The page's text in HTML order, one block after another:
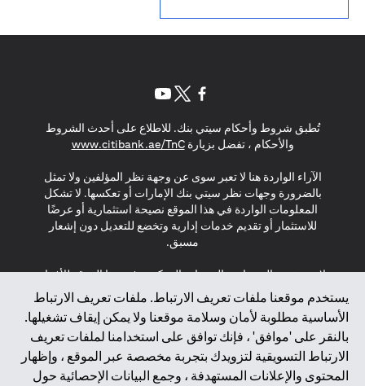
يستخدم موقعنا ملفات تعريف الارتباط. ملفات تعريف الارتباط
الأساسية مطلوبة لأمان وسلامة موقعنا ولا يمكن إيقاف تشغيلها.
بالنقر على 'موافق' ، فإنك توافق على استخدامنا لملفات تعريف
الارتباط التسويقية لتزويدك بتجربة مخصصة عبر الموقع ، وإظهار
المحتوى والإعلانات المستهدفة ، وجمع البيانات الإحصائية حول
تُطبق شروط وأحكام سيتي بنك. للاطلاع على أحدث الشروط
والأحكام ، تفضل بزيارةwww.citibank.ae/TnC
(opens in a new tab)
الآراء الواردة هنا لا تعبر سوى عن وجهة نظر المؤلفين ولا تمثل
بالضرورة وجهات نظر سيتي بنك الإمارات أو تعكسها. لا تشكل
المعلومات الواردة في هذا الموقع نصيحة استثمارية أو عرضًا
للاستثمار أو تقديم خدمات إدارية وتخضع للتعديل دون إشعار
مسبق.
لا يتم تقديم المنتجات والخدمات المذكورة في هذا الموقع للأفراد
المقيمين في الاتحاد الأوروبي أو المنطقة الاقتصادية الأوروبية أو
سويسرا أو غيرنسي أو جيرسي أو موناكو أو سان مارينو أو
الفاتيكان أو جزيرة مان أو المملكة المتحدة أو خصوصية البيانات
(لائحة حماية البيانات العامة \ قانون حماية البيانات الشخصية
العامة \ قانون خصوصية نيوزيلندا). المحتوى الموجود في هذه
الصفحة ليس ولا ينبغي تفسيره على أنه عرض أو دعوة أو دعوة